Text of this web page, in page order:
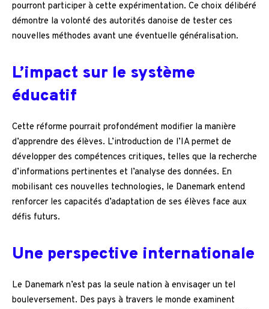
pourront participer à cette expérimentation. Ce choix délibéré
démontre la volonté des autorités danoise de tester ces
nouvelles méthodes avant une éventuelle généralisation.
L’impact sur le système
éducatif
Cette réforme pourrait profondément modifier la manière
d’apprendre des élèves. L’introduction de l’IA permet de
développer des compétences critiques, telles que la recherche
d’informations pertinentes et l’analyse des données. En
mobilisant ces nouvelles technologies, le Danemark entend
renforcer les capacités d’adaptation de ses élèves face aux
défis futurs.
Une perspective internationale
Le Danemark n’est pas la seule nation à envisager un tel
bouleversement. Des pays à travers le monde examinent